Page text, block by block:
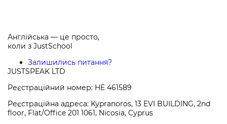
Англійська — це просто,
коли з JustSchool
Залишились питання?
JUSTSPEAK LTD
Реєстраційний номер: HE 461589
Реєстраційна адреса: Kypranoros, 13 EVI BUILDING, 2nd
floor, Flat/Office 201 1061, Nicosia, Cyprus